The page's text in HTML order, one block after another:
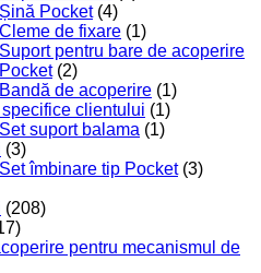
Șină Pocket (4)
Cleme de fixare (1)
Suport pentru bare de acoperire
Pocket (2)
Bandă de acoperire (1)
clientului (1)
Set suport balama (1)
(3)
Set îmbinare tip Pocket (3)
(208)
pentru mecanismul de